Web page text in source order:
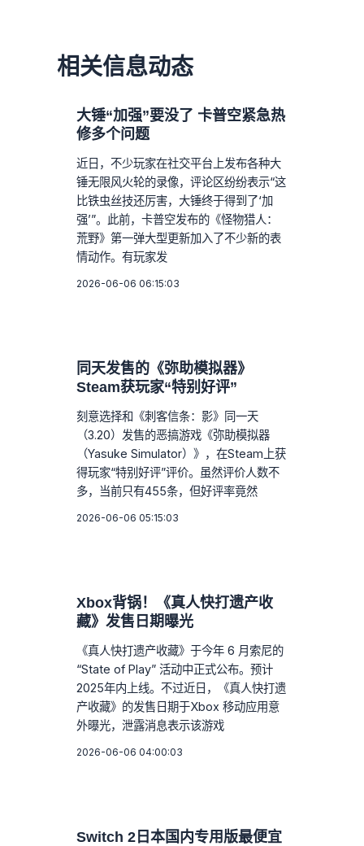
相关信息动态
大锤“加强”要没了 卡普空紧急热
修多个问题
近日，不少玩家在社交平台上发布各种大
锤无限风火轮的录像，评论区纷纷表示“这
比铁虫丝技还厉害，大锤终于得到了‘加
强’”。此前，卡普空发布的《怪物猎人：
荒野》第一弹大型更新加入了不少新的表
情动作。有玩家发
2026-06-06 06:15:03
同天发售的《弥助模拟器》
Steam获玩家“特别好评”
刻意选择和《刺客信条：影》同一天
（3.20）发售的恶搞游戏《弥助模拟器
（Yasuke Simulator）》，在Steam上获
得玩家“特别好评”评价。虽然评价人数不
多，当前只有455条，但好评率竟然
2026-06-06 05:15:03
Xbox背锅！《真人快打遗产收
藏》发售日期曝光
《真人快打遗产收藏》于今年 6 月索尼的
“State of Play” 活动中正式公布。预计
2025年内上线。不过近日，《真人快打遗
产收藏》的发售日期于Xbox 移动应用意
外曝光，泄露消息表示该游戏
2026-06-06 04:00:03
Switch 2日本国内专用版最便宜